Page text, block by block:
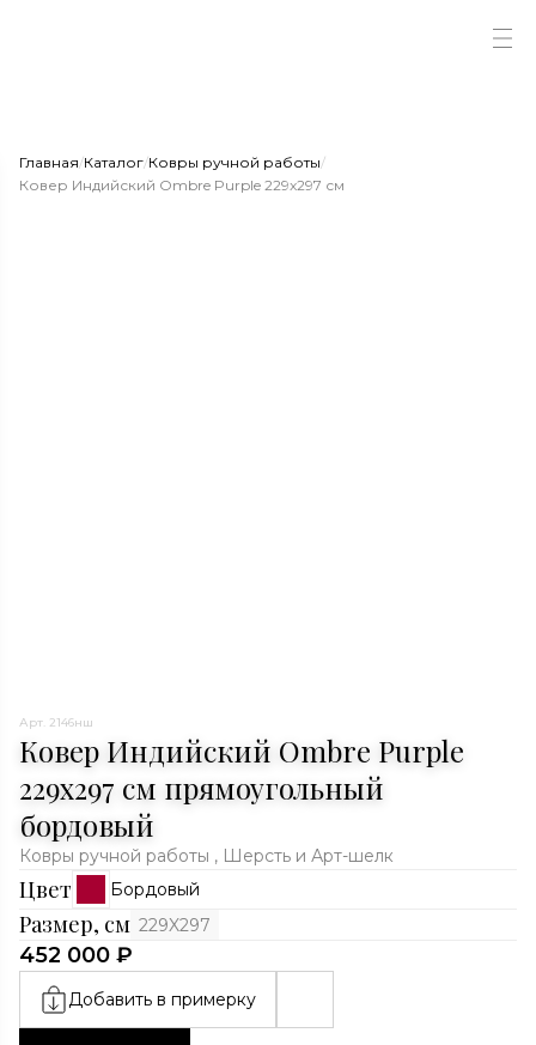
Главная/Каталог/Ковры ручной работы/
Ковер Индийский Ombre Purple 229x297 см
Арт. 2146нш
Ковер Индийский Ombre Purple
229x297 см прямоугольный
бордовый
Ковры ручной работы , Шерсть и Арт-шелк
Цвет Бордовый
Размер, см 229X297
452 000 ₽
Добавить в примерку